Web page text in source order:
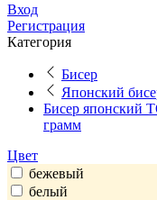
Вход
Регистрация
Категория
Бисер
Японский
Бисер японский
грамм
Цвет
бежевый
белый